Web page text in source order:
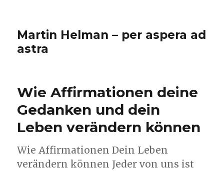
Martin Helman – per aspera ad
astra
Wie Affirmationen deine
Gedanken und dein
Leben verändern können
Wie Affirmationen Dein Leben
verändern können Jeder von uns ist